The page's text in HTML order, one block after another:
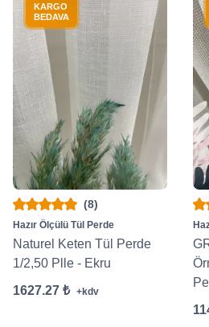
KARGO
BEDAVA
(8)
Hazır Ölçülü Tül Perde
Naturel Keten Tül Perde
1/2,50 Plle - Ekru
1627.27 ₺ +kdv